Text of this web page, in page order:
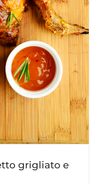
grigliato e